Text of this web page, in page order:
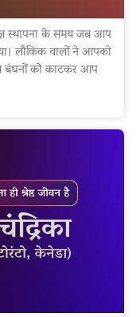
स्थापना के समय जब आप
लौकिक वालों ने आपको
बंधनों को काटकर आप